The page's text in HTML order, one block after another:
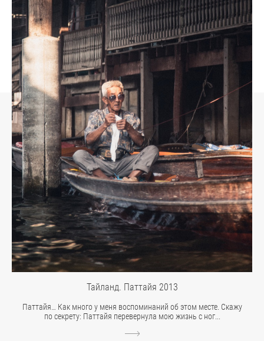
Тайланд. Паттайя 2013
Паттайя… Как много у меня воспоминаний об этом месте. Скажу
по секрету: Паттайя перевернула мою жизнь с ног...